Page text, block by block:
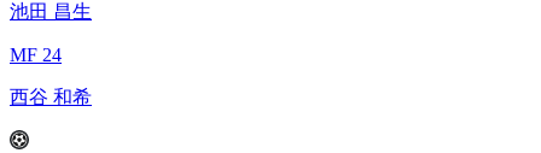
池田 昌生
MF 24
西谷 和希